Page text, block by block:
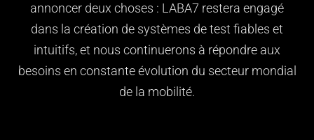
annoncer deux choses : LABA7 restera engagé
dans la création de systèmes de test fiables et
intuitifs, et nous continuerons à répondre aux
besoins en constante évolution du secteur mondial
de la mobilité.